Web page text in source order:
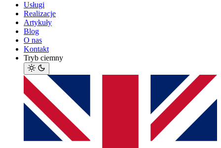
Usługi
Realizacje
Artykuły
Blog
O nas
Kontakt
Tryb ciemny